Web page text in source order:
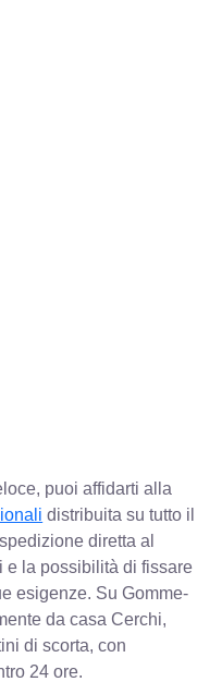
puoi affidarti alla
distribuita su tutto il
diretta al
e la possibilità di fissare
esigenze. Su Gomme-
da casa Cerchi,
di scorta, con
24 ore.